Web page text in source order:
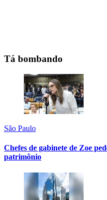
Tá bombando
São Paulo
Chefes de gabinete de Zoe
patrimônio